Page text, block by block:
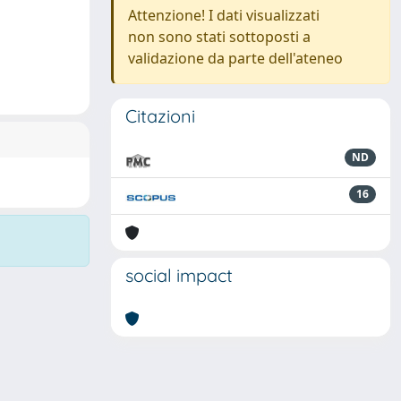
Attenzione! I dati visualizzati
non sono stati sottoposti a
validazione da parte dell'ateneo
Citazioni
ND
16
social impact